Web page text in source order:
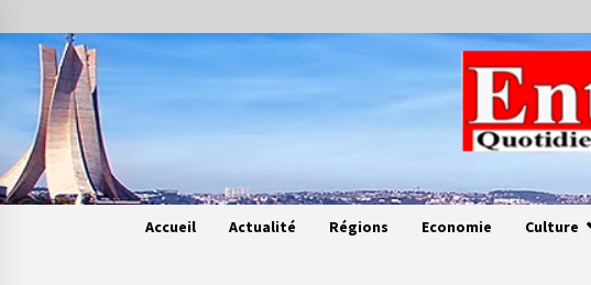
to
content
Accueil Actualité Régions Economie Culture